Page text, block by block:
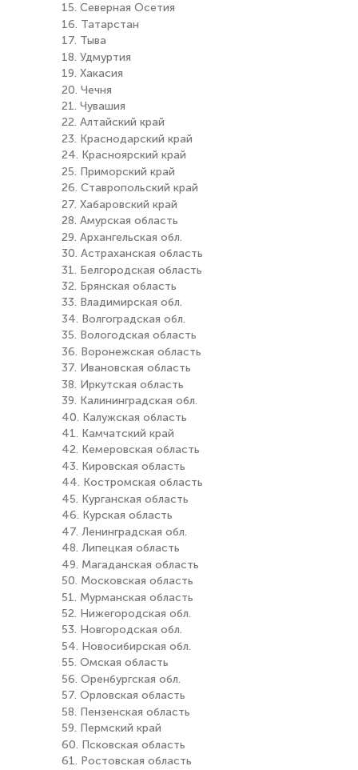
15. Северная Осетия
16. Татарстан
17. Тыва
18. Удмуртия
19. Хакасия
20. Чечня
21. Чувашия
22. Алтайский край
23. Краснодарский край
24. Красноярский край
25. Приморский край
26. Ставропольский край
27. Хабаровский край
28. Амурская область
29. Архангельская обл.
30. Астраханская область
31. Белгородская область
32. Брянская область
33. Владимирская обл.
34. Волгоградская обл.
35. Вологодская область
36. Воронежская область
37. Ивановская область
38. Иркутская область
39. Калининградская обл.
40. Калужская область
41. Камчатский край
42. Кемеровская область
43. Кировская область
44. Костромская область
45. Курганская область
46. Курская область
47. Ленинградская обл.
48. Липецкая область
49. Магаданская область
50. Московская область
51. Мурманская область
52. Нижегородская обл.
53. Новгородская обл.
54. Новосибирская обл.
55. Омская область
56. Оренбургская обл.
57. Орловская область
58. Пензенская область
59. Пермский край
60. Псковская область
61. Ростовская область